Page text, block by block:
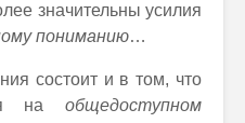
значительны усилия
пониманию…
состоит и в том, что
на общедоступном